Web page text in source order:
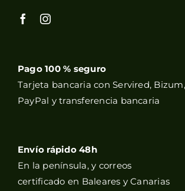
Pago 100 % seguro
Tarjeta bancaria con Servired, Bizum,
PayPal y transferencia bancaria
Envío rápido 48h
En la península, y correos
certificado en Baleares y Canarias